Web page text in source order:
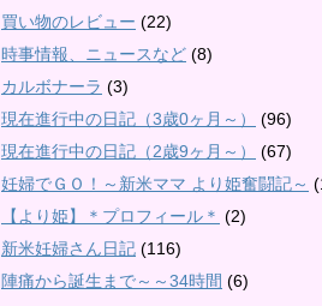
買い物のレビュー (22)
時事情報、ニュースなど (8)
カルボナーラ (3)
現在進行中の日記（3歳0ヶ月～）
(96)
現在進行中の日記（2歳9ヶ月～）
(67)
妊婦でＧＯ！～新米ママ より姫奮闘記～
【より姫】＊プロフィール＊ (2)
新米妊婦さん日記 (116)
陣痛から誕生まで～～34時間 (6)